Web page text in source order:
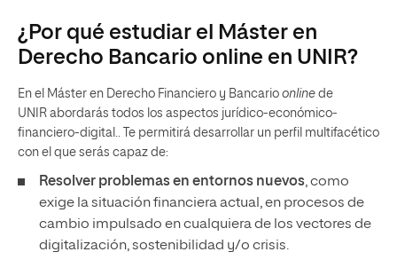
¿Por qué estudiar el Máster en
Derecho Bancario online en UNIR?
En el Máster en Derecho Financiero y Bancario online de
UNIR abordarás todos los aspectos jurídico-económico-
financiero-digital.. Te permitirá desarrollar un perfil multifacético
con el que serás capaz de:
Resolver problemas en entornos nuevos, como
exige la situación financiera actual, en procesos de
cambio impulsado en cualquiera de los vectores de
digitalización, sostenibilidad y/o crisis.